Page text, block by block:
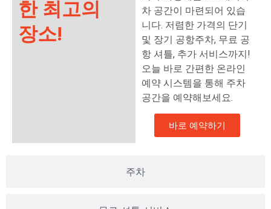
주차
한 최고의
장소!
차 공간이 마련되어 있습
니다. 저렴한 가격의 단기
및 장기 공항주차, 무료 공
항 셔틀, 추가 서비스까지!
오늘 바로 간편한 온라인
예약 시스템을 통해 주차
공간을 예약해보세요.
바로 예약하기